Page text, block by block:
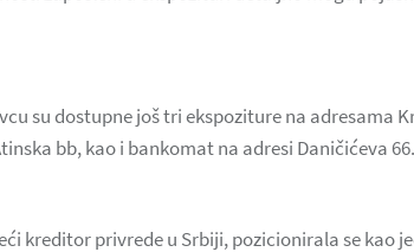
su dostupne još tri ekspoziture na adresama
bb, kao i bankomat na adresi Daničićeva 66.
kreditor privrede u Srbiji, pozicionirala se kao